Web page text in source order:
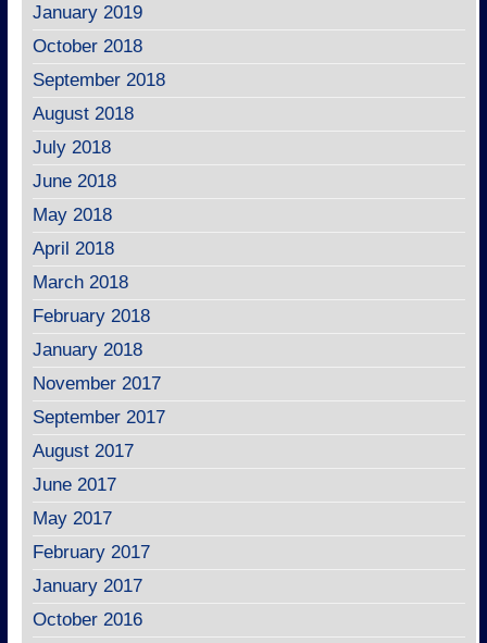
January 2019
October 2018
September 2018
August 2018
July 2018
June 2018
May 2018
April 2018
March 2018
February 2018
January 2018
November 2017
September 2017
August 2017
June 2017
May 2017
February 2017
January 2017
October 2016